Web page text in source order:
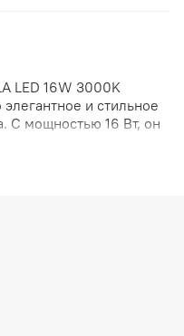
LED 16W 3000K
и стильное
С мощностью 16 Вт, он
свет с цветовой